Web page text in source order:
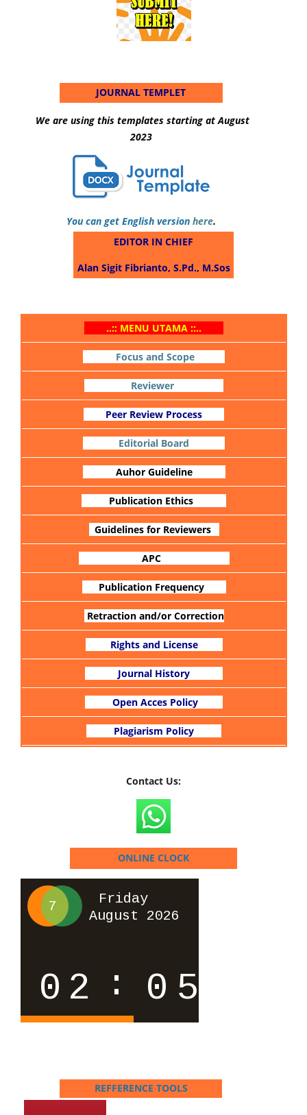
JOURNAL TEMPLET
We are using this templates starting at August
2023
You can get English version here.
EDITOR IN CHIEF
Alan Sigit Fibrianto, S.Pd., M.Sos
..:: MENU UTAMA ::..
Focus and Scope
Reviewer
Peer Review Process
Editorial Board
Auhor Guideline
Publication Ethics
Guidelines for Reviewers
APC
Publication Frequency
Retraction and/or Correction
Rights and License
Journal History
Open Acces Policy
Plagiarism Policy
Contact Us:
ONLINE CLOCK
REFFERENCE TOOLS